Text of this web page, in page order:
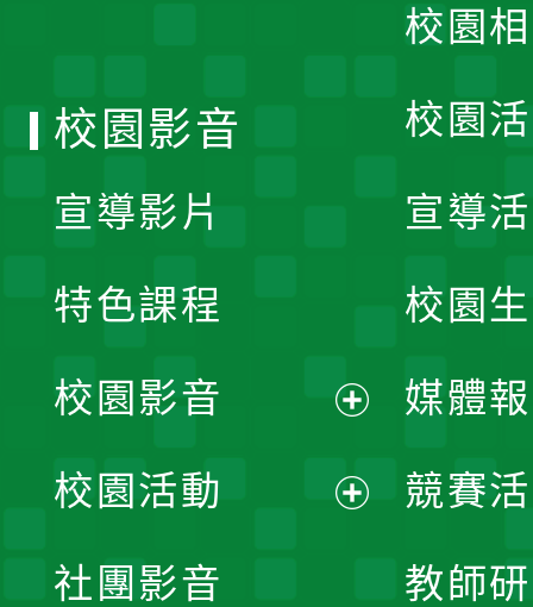
校園
校園
宣導
校園
媒體
競賽
教師
校園影音
宣導影片
特色課程
校園影音
開
校園活動
社團影音